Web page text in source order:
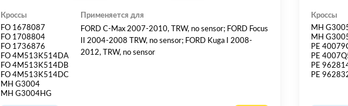
Кроссы
FO 1678087
FO 1708804
FO 1736876
FO 4M513K514DA
FO 4M513K514DB
FO 4M513K514DC
MH G3004
MH G3004HG
Применяется для
FORD C-Max 2007-2010, TRW, no sensor; FORD Focus
II 2004-2008 TRW, no sensor; FORD Kuga I 2008-
2012, TRW, no sensor
Кроссы
MH
MH
PE
PE
PE
PE